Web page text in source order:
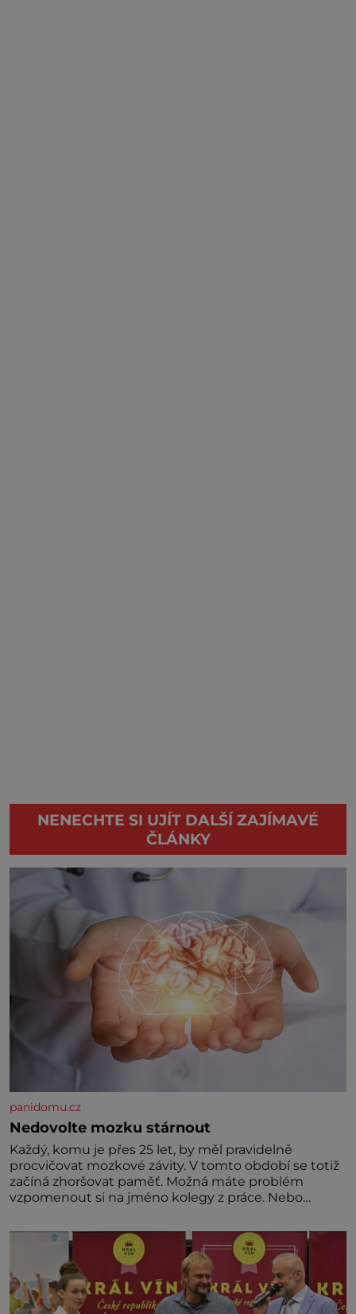
NENECHTE SI UJÍT DALŠÍ ZAJÍMAVÉ
ČLÁNKY
panidomu.cz
Nedovolte mozku stárnout
Každý, komu je přes 25 let, by měl pravidelně
procvičovat mozkové závity. V tomto období se totiž
začíná zhoršovat paměť. Možná máte problém
vzpomenout si na jméno kolegy z práce. Nebo
nedávno přečetli. Je to opravdu tak, s věkem jako
kdyby se paměť rozhodla stávkovat. Cvičte